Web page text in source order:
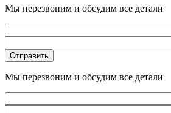
Мы перезвоним и обсудим все детали
Мы перезвоним и обсудим все детали